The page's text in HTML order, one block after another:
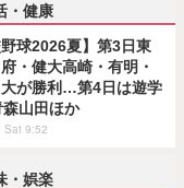
・健康
野球2026夏】第3日東
・健大高崎・有明・
が勝利…第4日は遊学
山田ほか
Sat 9:52
・娯楽